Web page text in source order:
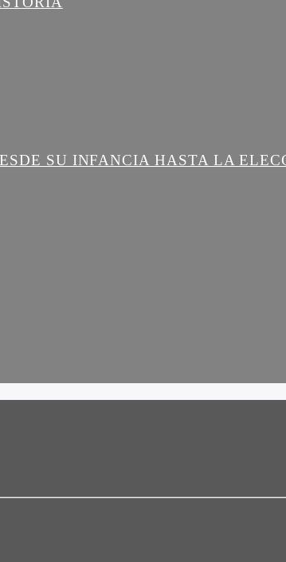
SU INFANCIA HASTA LA